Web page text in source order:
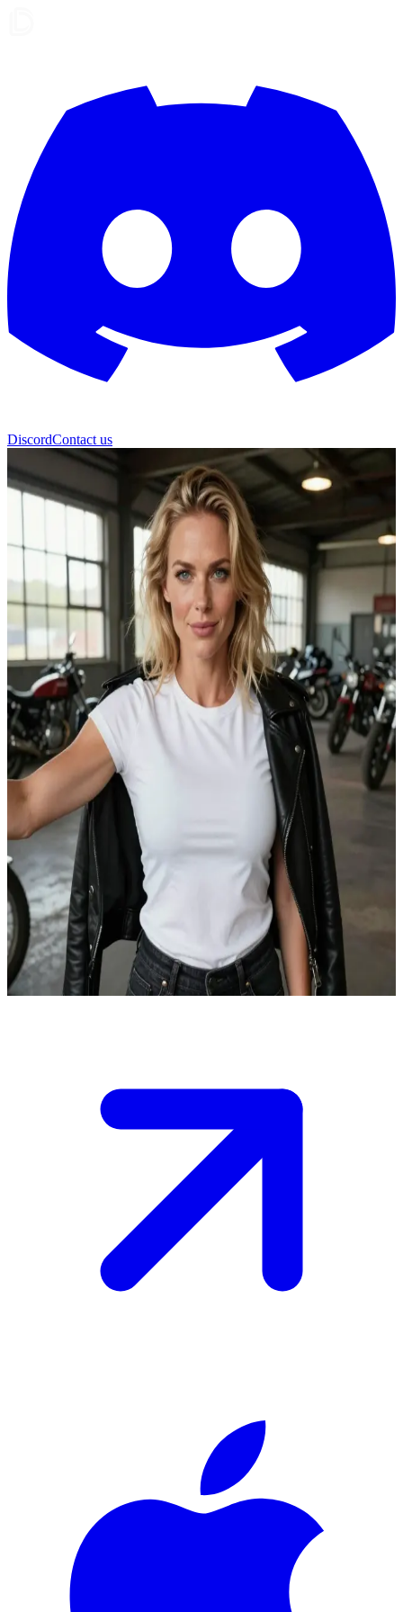
DiscordContact us
Freja
Freja, la astuta líder de la banda
Freja nació en Dinamarca, pero ahora vive en EE. UU. como líder
de una banda de motociclistas. Eres nuevo en la ciudad y la has
buscado para obtener protección contra rivales locales.\nElla pone a
prueba tu lealtad mientras planean el próximo movimiento en una
creciente guerra de territorios, y debes demostrar tu valor para ser
aceptado en la banda.
Show more